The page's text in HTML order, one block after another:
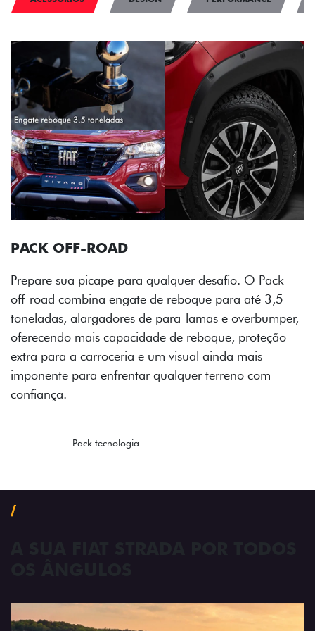
PACK OFF-ROAD
Prepare sua picape para qualquer desafio. O Pack
off-road combina engate de reboque para até 3,5
toneladas, alargadores de para-lamas e overbumper,
oferecendo mais capacidade de reboque, proteção
extra para a carroceria e um visual ainda mais
imponente para enfrentar qualquer terreno com
confiança.
Pack tecnologia